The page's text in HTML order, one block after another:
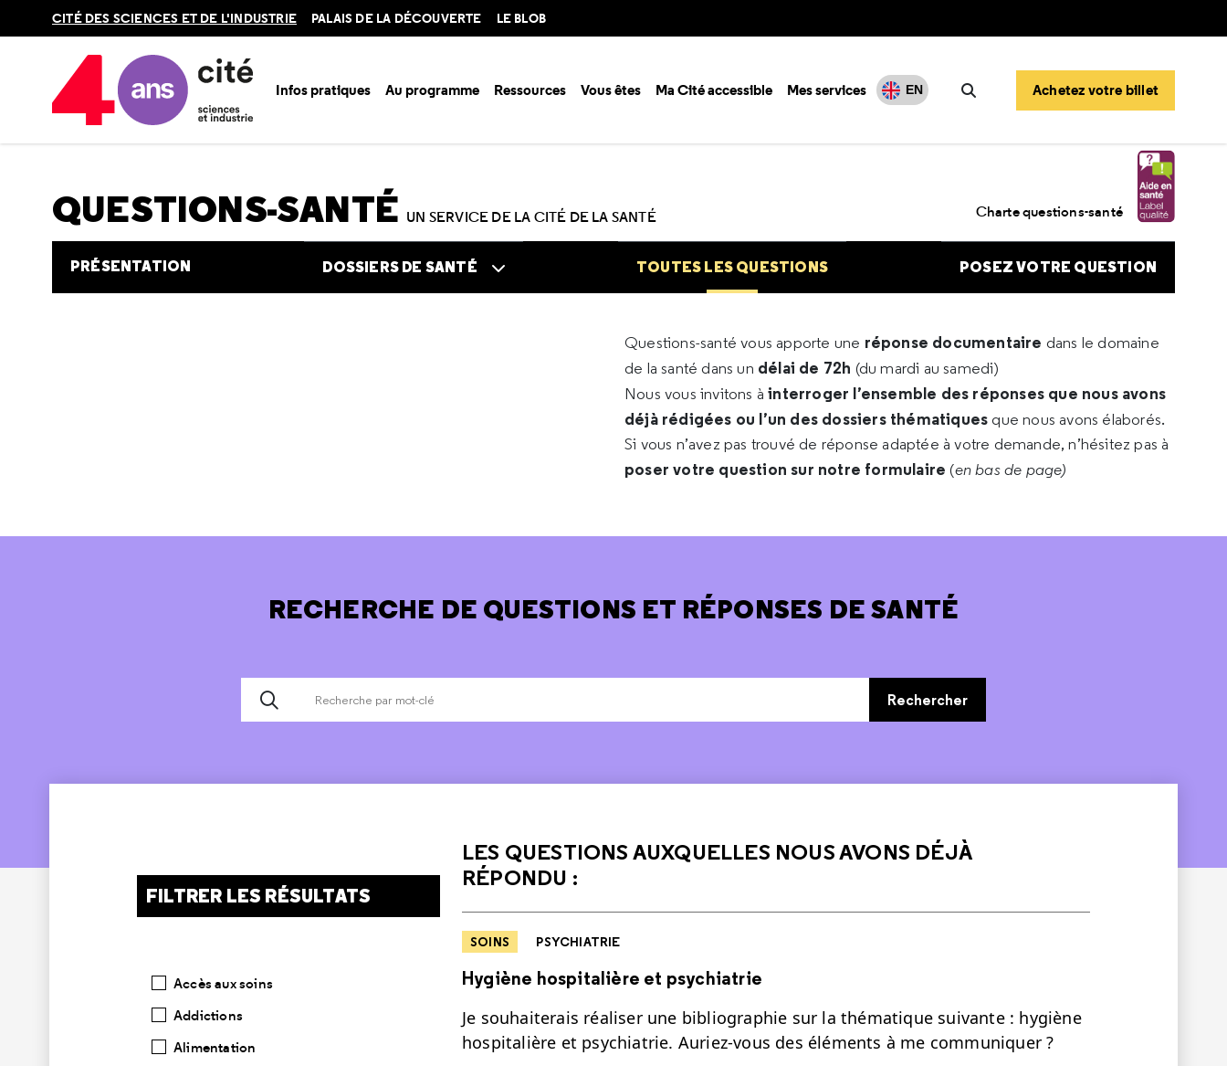
en
CITÉ DES SCIENCES ET DE L'INDUSTRIE PALAIS DE LA DÉCOUVERTE LE BLOB
Infos pratiques Au programme Ressources Vous êtes Ma Cité accessible Mes services EN
Rechercher
Achetez votre billet
Accueil Au programme
QUESTIONS-SANTÉ UN SERVICE DE LA CITÉ DE LA SANTÉ Charte questions-santé
PRÉSENTATION DOSSIERS DE SANTÉ TOUTES LES QUESTIONS POSEZ VOTRE QUESTION
Questions-santé vous apporte une réponse documentaire dans le domaine
de la santé dans un délai de 72h (du mardi au samedi)
Nous vous invitons àinterroger l’ensemble des réponses que nous avons
déjà rédigées ou l’un des dossiers thématiques que nous avons élaborés.
Si vous n’avez pas trouvé de réponse adaptée à votre demande, n’hésitez pas à
poser votre question sur notre formulaire (en bas de page)
RECHERCHE DE QUESTIONS ET RÉPONSES DE SANTÉ
Rechercher
FILTRER LES RÉSULTATS
Accès aux soins
Addictions
Alimentation
LES QUESTIONS AUXQUELLES NOUS AVONS DÉJÀ
RÉPONDU :
SOINS PSYCHIATRIE
Hygiène hospitalière et psychiatrie
Je souhaiterais réaliser une bibliographie sur la thématique suivante : hygiène
hospitalière et psychiatrie. Auriez-vous des éléments à me communiquer ?